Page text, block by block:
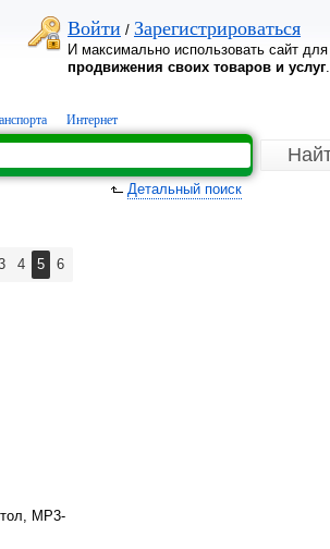
Войти / Зарегистрироваться
И максимально использовать сайт для
продвижения своих товаров и услуг.
Интернет
Детальный поиск
4 5 6
MP3-